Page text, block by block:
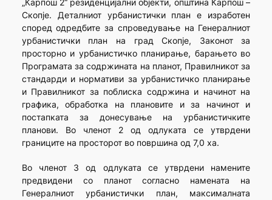
„Карпош 2“ резиденцијални објекти, општина Карпош –
Скопје. Деталниот урбанистички план е изработен
според одредбите за спроведување на Генералниот
урбанистички план на град Скопје, Законот за
просторно и урбанистичко планирање, барањето во
Програмата за содржината на планот, Правилникот за
стандарди и нормативи за урбанистичко планирање
и Правилникот за поблиска содржина и начинот на
графика, обработка на плановите и за начинот и
постапката за донесување на урбанистичките
планови. Во членот 2 од одлуката се утврдени
границите на просторот во површина од 7,0 ха.
Во членот 3 од одлуката се утврдени намените
предвидени со планот согласно намената на
Генералниот урбанистички план, максималната